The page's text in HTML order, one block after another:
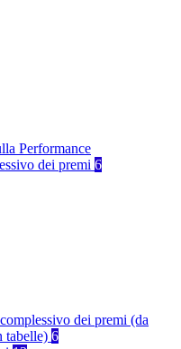
Performance
dei premi 6
dei premi (da
tabelle) 6